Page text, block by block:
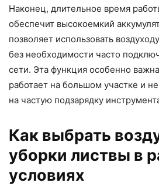
Наконец, длительное время
обеспечит высокоемкий
позволяет использовать
без необходимости часто
сети. Эта функция особенно
работает на большом участке и
на частую подзарядку
Как выбрать
уборки листвы в
условиях